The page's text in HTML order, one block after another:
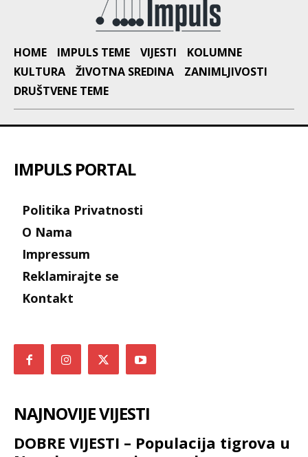
HOME IMPULS TEME VIJESTI
KOLUMNE
KULTURA
ŽIVOTNA SREDINA
ZANIMLJIVOSTI
DRUŠTVENE TEME
IMPULS PORTAL
Politika Privatnosti
O Nama
Impressum
Reklamirajte se
Kontakt
NAJNOVIJE VIJESTI
DOBRE VIJESTI – Populacija tigrova u